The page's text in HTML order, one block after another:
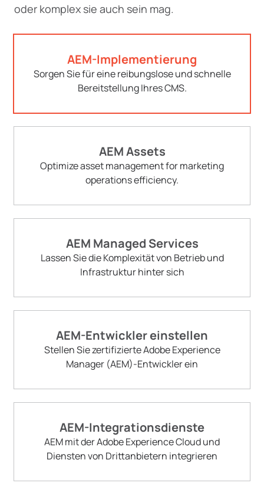
oder komplex sie auch sein mag.
AEM-Implementierung
Sorgen Sie für eine reibungslose und schnelle
Bereitstellung Ihres CMS.
AEM Assets
Optimize asset management for marketing
operations efficiency.
AEM Managed Services
Lassen Sie die Komplexität von Betrieb und
Infrastruktur hinter sich
AEM-Entwickler einstellen
Stellen Sie zertifizierte Adobe Experience
Manager (AEM)-Entwickler ein
AEM-Integrationsdienste
AEM mit der Adobe Experience Cloud und
Diensten von Drittanbietern integrieren